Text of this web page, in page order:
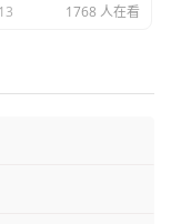
1768 人在看